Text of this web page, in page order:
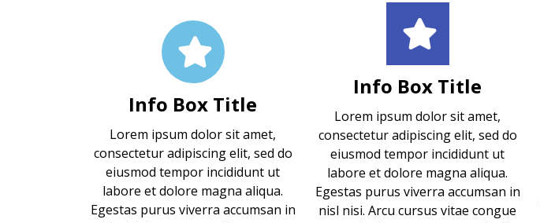
Info Box Title
Lorem ipsum dolor sit amet,
consectetur adipiscing elit, sed do
eiusmod tempor incididunt ut
labore et dolore magna aliqua.
Egestas purus viverra accumsan in
Info Box Title
Lorem ipsum dolor sit amet,
consectetur adipiscing elit, sed do
eiusmod tempor incididunt ut
labore et dolore magna aliqua.
Egestas purus viverra accumsan in
nisl nisi. Arcu cursus vitae congue